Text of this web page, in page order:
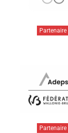
Partenaire
Partenaire